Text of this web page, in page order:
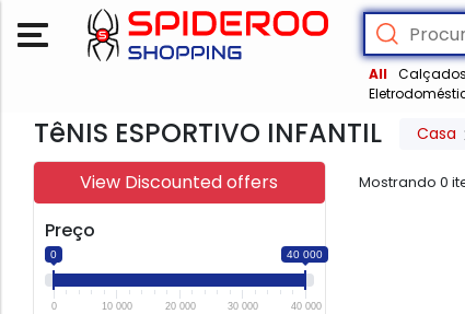
All Calçados
TêNIS ESPORTIVO INFANTIL Casa
View Discounted offers
Preço
0 40 000
0 10 000 20 000 30 000 40 000
Mostrando 0